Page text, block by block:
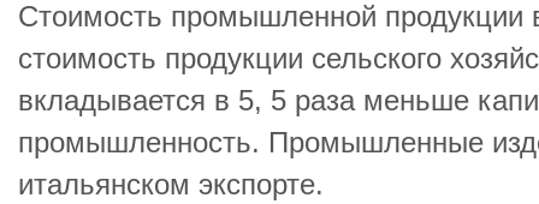
Стоимость промышленной продукции
стоимость продукции сельского
вкладывается в 5, 5 раза меньше
промышленность. Промышленные
итальянском экспорте.